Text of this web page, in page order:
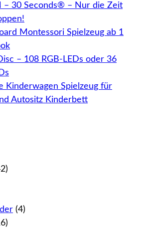
– 30 Seconds® – Nur die Zeit
Montessori Spielzeug ab 1
– 108 RGB-LEDs oder 36
Kinderwagen Spielzeug für
Autositz Kinderbett
(4)